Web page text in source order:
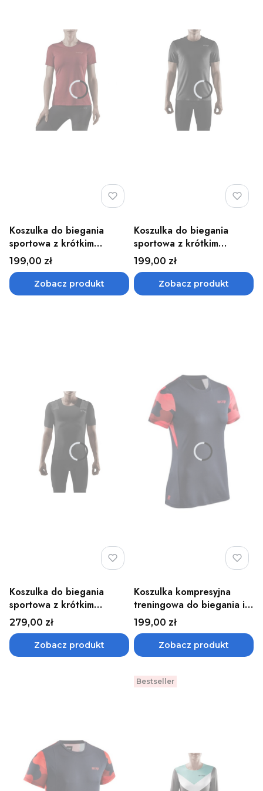
Koszulka do biegania
sportowa z krótkim
rękawem damska CEP -
różne kolory
Cena
199,00 zł
Zobacz produkt
Koszulka do biegania
sportowa z krótkim
rękawem męska CEP -
różne kolory
Cena
199,00 zł
Zobacz produkt
Koszulka do biegania
sportowa z krótkim
rękawem męska Wingtech
CEP - różne kolory
Cena
279,00 zł
Zobacz produkt
Koszulka kompresyjna
treningowa do biegania i
ćwiczeń CAMOCLOUD
damska CEP - różne kolory
Cena
199,00 zł
Zobacz produkt
Bestseller